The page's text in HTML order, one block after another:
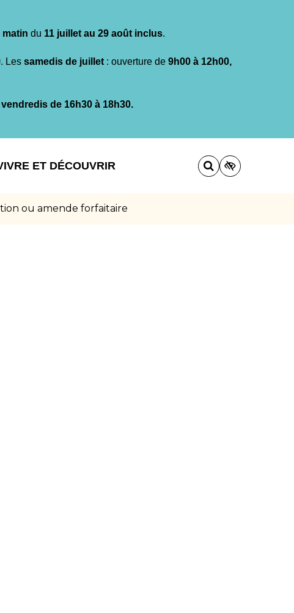
matin du 11 juillet au 29 août inclus.
. Les samedis de juillet : ouverture de 9h00 à 12h00,
de 16h30 à 18h30.
ET DÉCOUVRIR
ou amende forfaitaire